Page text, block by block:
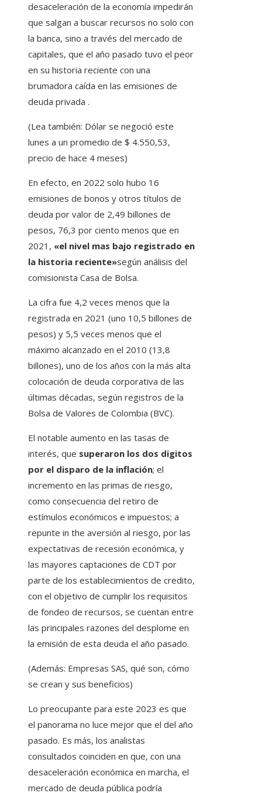
desaceleración de la economía impedirán
que salgan a buscar recursos no solo con
la banca, sino a través del mercado de
capitales, que el año pasado tuvo el peor
en su historia reciente con una
brumadora caída en las emisiones de
deuda privada .
(Lea también: Dólar se negoció este
lunes a un promedio de $ 4.550,53,
precio de hace 4 meses)
En efecto, en 2022 solo hubo 16
emisiones de bonos y otros títulos de
deuda por valor de 2,49 billones de
pesos, 76,3 por ciento menos que en
2021, «el nivel mas bajo registrado en
la historia reciente»según análisis del
comisionista Casa de Bolsa.
La cifra fue 4,2 veces menos que la
registrada en 2021 (uno 10,5 billones de
pesos) y 5,5 veces menos que el
máximo alcanzado en el 2010 (13,8
billones), uno de los años con la más alta
colocación de deuda corporativa de las
últimas décadas, según registros de la
Bolsa de Valores de Colombia (BVC).
El notable aumento en las tasas de
interés, que superaron los dos digitos
por el disparo de la inflación; el
incremento en las primas de riesgo,
como consecuencia del retiro de
estímulos económicos e impuestos; a
repunte in the aversión al riesgo, por las
expectativas de recesión económica, y
las mayores captaciones de CDT por
parte de los establecimientos de credito,
con el objetivo de cumplir los requisitos
de fondeo de recursos, se cuentan entre
las principales razones del desplome en
la emisión de esta deuda el año pasado.
(Además: Empresas SAS, qué son, cómo
se crean y sus beneficios)
Lo preocupante para este 2023 es que
el panorama no luce mejor que el del año
pasado. Es más, los analistas
consultados coinciden en que, con una
desaceleración económica en marcha, el
mercado de deuda pública podría